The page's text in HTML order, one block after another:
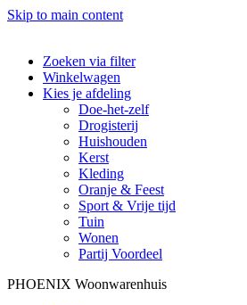
Skip to main content
Zoeken via filter
Winkelwagen
Kies je afdeling
Doe-het-zelf
Drogisterij
Huishouden
Kerst
Kleding
Oranje & Feest
Sport & Vrije tijd
Tuin
Wonen
Partij Voordeel
PHOENIX Woonwarenhuis